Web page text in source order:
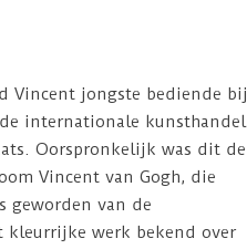
Vincent jongste bediende bij
internationale kunsthandel
Oorspronkelijk was dit de
Vincent van Gogh, die
geworden van de
kleurrijke werk bekend over